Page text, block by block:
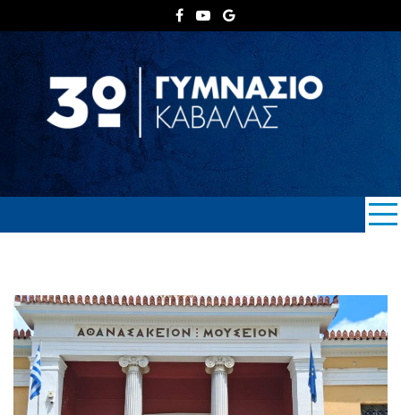
to
3ο ΓΥΜΝΑΣΙΟ